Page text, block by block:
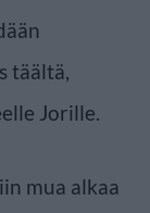
täältä,
Jorille.
mua alkaa